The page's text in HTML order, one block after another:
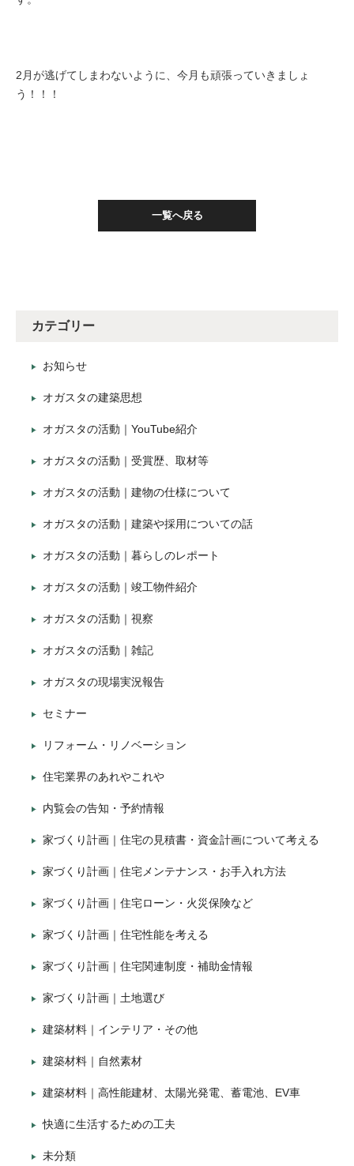
2月が逃げてしまわないように、今月も頑張っていきましょ
う！！！
一覧へ戻る
カテゴリー
お知らせ
オガスタの建築思想
オガスタの活動｜YouTube紹介
オガスタの活動｜受賞歴、取材等
オガスタの活動｜建物の仕様について
オガスタの活動｜建築や採用についての話
オガスタの活動｜暮らしのレポート
オガスタの活動｜竣工物件紹介
オガスタの活動｜視察
オガスタの活動｜雑記
オガスタの現場実況報告
セミナー
リフォーム・リノベーション
住宅業界のあれやこれや
内覧会の告知・予約情報
家づくり計画｜住宅の見積書・資金計画について考える
家づくり計画｜住宅メンテナンス・お手入れ方法
家づくり計画｜住宅ローン・火災保険など
家づくり計画｜住宅性能を考える
家づくり計画｜住宅関連制度・補助金情報
家づくり計画｜土地選び
建築材料｜インテリア・その他
建築材料｜自然素材
建築材料｜高性能建材、太陽光発電、蓄電池、EV車
快適に生活するための工夫
未分類